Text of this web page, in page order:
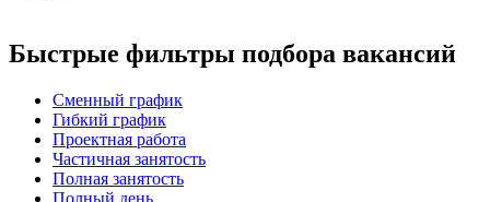
Быстрые фильтры подбора вакансий
Сменный график
Гибкий график
Проектная работа
Частичная занятость
Полная занятость
Полный день